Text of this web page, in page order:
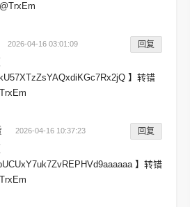
2026-04-16 03:01:09 回复
】转错
2026-04-16 10:37:23 回复
】转错